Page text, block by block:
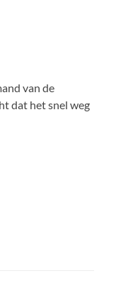
van de
dat het snel weg